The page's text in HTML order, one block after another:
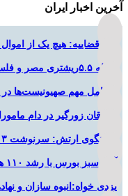
آخرین اخبار ایران
قوه قضاییه: هیچ یک از
زلزله ۵.۵ریشتری مصر و فلسطین را لرزاند
سارقان زورگیر در دام
سخنگوی ارتش: سرنوشت ۳ خلبان ما هنوز مشخص نیست
آغاز سبز بورس با رشد ۱۱۰ هزار واحدی شاخص کل
یزدی خواه:انبوه سازان و